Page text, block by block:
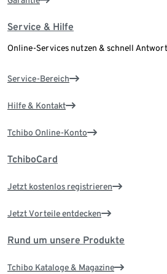
Service & Hilfe
Online-Services nutzen & schnell
Service-Bereich
Hilfe & Kontakt
Tchibo Online-Konto
TchiboCard
Jetzt kostenlos registrieren
Jetzt Vorteile entdecken
Rund um unsere Produkte
Tchibo Kataloge & Magazine